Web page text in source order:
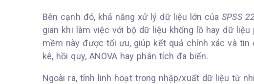
Bên cạnh đó, khả năng xử lý dữ liệu lớn củaSPSS
gian khi làm việc với bộ dữ liệu khổng lồ hay dữ
mềm này được tối ưu, giúp kết quả chính xác và
kê, hồi quy, ANOVA hay phân tích đa biến.
Ngoài ra, tính linh hoạt trong nhập/xuất dữ liệu từ